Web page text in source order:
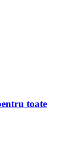
toate